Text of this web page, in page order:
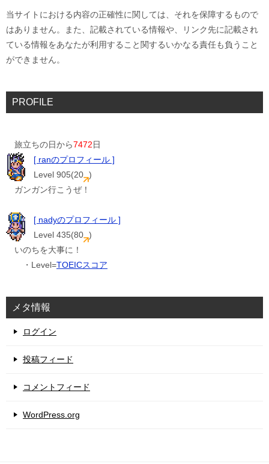
当サイトにおける内容の正確性に関しては、それを保障するもので
はありません。また、記載されている情報や、リンク先に記載され
ている情報をあなたが利用すること関するいかなる責任も負うこと
ができません。
PROFILE
旅立ちの日から7472日
[ ranのプロフィール ]
Level 905(20 )
ガンガン行こうぜ！
[ nadyのプロフィール ]
Level 435(80 )
いのちを大事に！
・Level=TOEICスコア
メタ情報
ログイン
投稿フィード
コメントフィード
WordPress.org